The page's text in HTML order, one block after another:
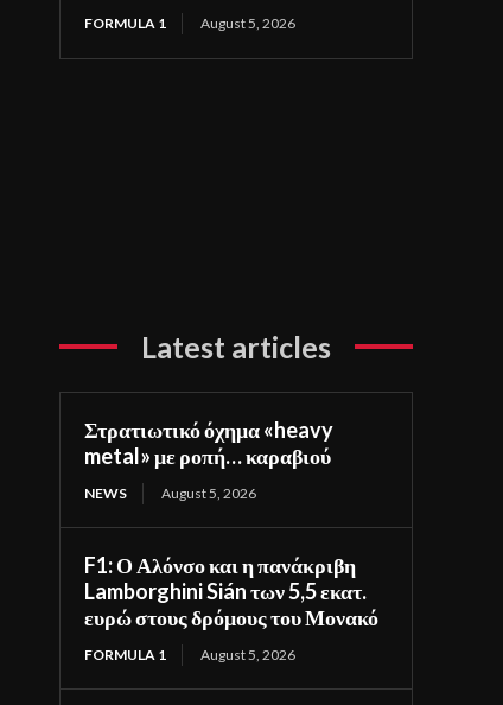
FORMULA 1 August 5, 2026
Latest articles
Στρατιωτικό όχημα «heavy
metal» με ροπή… καραβιού
NEWS August 5, 2026
F1: Ο Αλόνσο και η πανάκριβη
Lamborghini Sián των 5,5 εκατ.
ευρώ στους δρόμους του Μονακό
FORMULA 1 August 5, 2026